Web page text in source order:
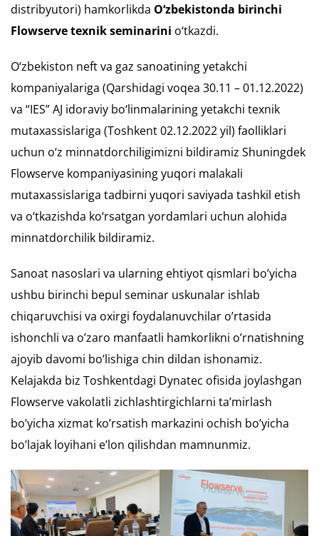
distribyutori) hamkorlikda O‘zbekistonda birinchi
Flowserve texnik seminarini o‘tkazdi.
O‘zbekiston neft va gaz sanoatining yetakchi
kompaniyalariga (Qarshidagi voqea 30.11 – 01.12.2022)
va “IES” AJ idoraviy bo‘linmalarining yetakchi texnik
mutaxassislariga (Toshkent 02.12.2022 yil) faolliklari
uchun o‘z minnatdorchiligimizni bildiramiz Shuningdek
Flowserve kompaniyasining yuqori malakali
mutaxassislariga tadbirni yuqori saviyada tashkil etish
va o‘tkazishda ko‘rsatgan yordamlari uchun alohida
minnatdorchilik bildiramiz.
Sanoat nasoslari va ularning ehtiyot qismlari bo’yicha
ushbu birinchi bepul seminar uskunalar ishlab
chiqaruvchisi va oxirgi foydalanuvchilar o’rtasida
ishonchli va o’zaro manfaatli hamkorlikni o’rnatishning
ajoyib davomi bo’lishiga chin dildan ishonamiz.
Kelajakda biz Toshkentdagi Dynatec ofisida joylashgan
Flowserve vakolatli zichlashtirgichlarni ta’mirlash
bo’yicha xizmat ko’rsatish markazini ochish bo’yicha
bo’lajak loyihani e’lon qilishdan mamnunmiz.